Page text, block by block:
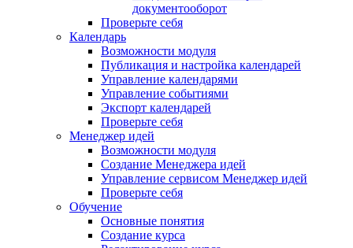
документооборот
Проверьте себя
Календарь
Возможности модуля
Публикация и настройка календарей
Управление календарями
Управление событиями
Экспорт календарей
Проверьте себя
Менеджер идей
Возможности модуля
Создание Менеджера идей
Управление сервисом Менеджер идей
Проверьте себя
Обучение
Основные понятия
Создание курса